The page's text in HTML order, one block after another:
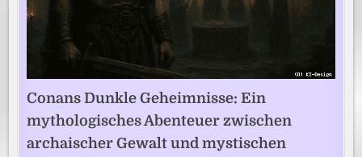
Conans Dunkle Geheimnisse: Ein
mythologisches Abenteuer zwischen
archaischer Gewalt und mystischen